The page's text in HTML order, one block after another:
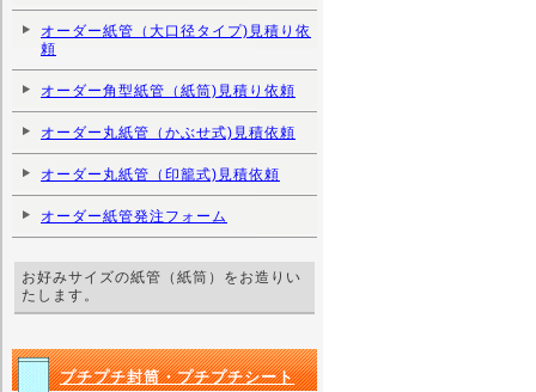
オーダー紙管（大口径タイプ)見積り依
頼
オーダー角型紙管（紙筒)見積り依頼
オーダー丸紙管（かぶせ式)見積依頼
オーダー丸紙管（印籠式)見積依頼
オーダー紙管発注フォーム
お好みサイズの紙管（紙筒）をお造りい
たします。
プチプチ封筒・プチプチシート